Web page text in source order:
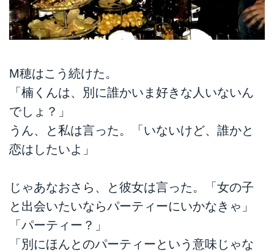
M穂はこう続けた。
「楠くんは、別に誰かいま好きな人いないん
でしょ？」
うん、と私は言った。「いないけど、誰かと
恋はしたいよ」
じゃあなおさら、と彼女は言った。「女の子
と出会いたいならパーティーにいかなきゃ」
「パーティー？」
「別にほんとのパーティーという意味じゃな